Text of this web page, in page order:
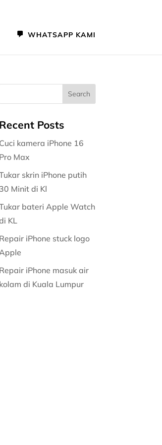
WHATSAPP KAMI
Recent Posts
Cuci kamera iPhone 16
Pro Max
skrin iPhone putih
30 Minit di Kl
bateri Apple Watch
KL
Repair iPhone stuck logo
Repair iPhone masuk air
kolam di Kuala Lumpur